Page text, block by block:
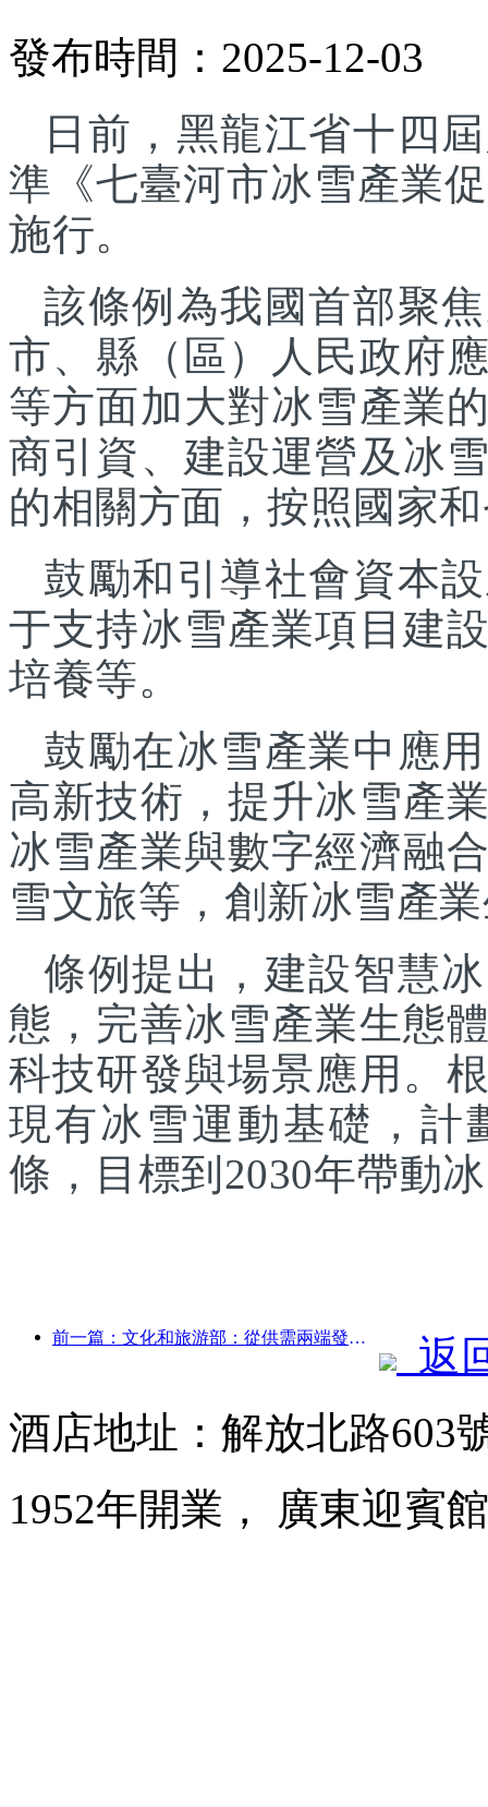
發布時間：2025-12-03
日前，黑龍江省十四
準《七臺河市冰雪產業
施行。
該條例為我國首部聚
市、縣（區）人民政府
等方面加大對冰雪產業
商引資、建設運營及冰
的相關方面，按照國家
鼓勵和引導社會資本
于支持冰雪產業項目建
培養等。
鼓勵在冰雪產業中應
高新技術，提升冰雪產
冰雪產業與數字經濟融
雪文旅等，創新冰雪產
條例提出，建設智慧
態，完善冰雪產業生態
科技研發與場景應用。
現有冰雪運動基礎，計
條，目標到2030年帶動
前一篇：文化和旅游部：從供需兩端發力，引導文旅消費活動出行
返
酒店地址：解放北路603
1952年開業， 廣東迎